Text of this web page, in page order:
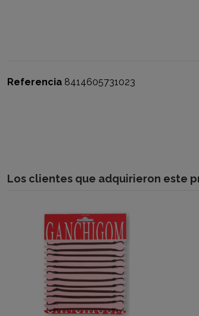
Referencia 8414605731023
Los clientes que adquirieron este